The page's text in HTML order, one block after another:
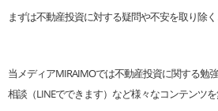
まずは不動産投資に対する疑問や不安を取り除く
当メディアMIRAIMOでは不動産投資に関する勉
相談（LINEでできます）など様々なコンテンツを